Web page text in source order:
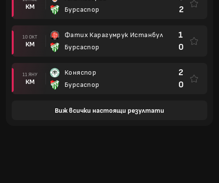
КМ
Бурсаспор
2
10 ОКТ
КМ
Фатих Карагумрук Истанбул
Бурсаспор
1
0
11 ЯНУ
КМ
Коняспор
Бурсаспор
2
0
Виж всички настоящи резултати